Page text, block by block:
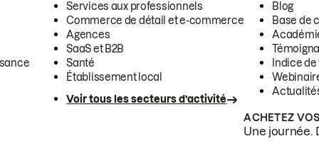
Services aux professionnels
Commerce de détail et e-commerce
Agences
SaaS et B2B
Santé
Établissement local
Voir tous les secteurs d’activité
Blog
Base de
Indice
ACHETEZ
Une journée.